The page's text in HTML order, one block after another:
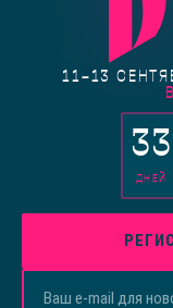
11–13
33
ДНЕЙ